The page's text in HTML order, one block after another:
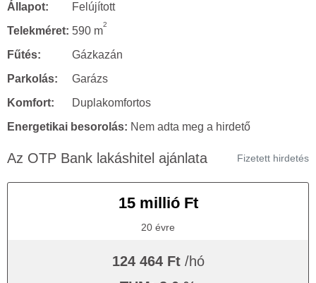
Állapot:
Felújított
Telekméret: 590 m
2
Fűtés:
Gázkazán
Parkolás:
Garázs
Komfort:
Duplakomfortos
Energetikai besorolás: Nem adta meg a hirdető
Az OTP Bank lakáshitel ajánlata Fizetett hirdetés
15 millió Ft
20 évre
124 464 Ft /hó